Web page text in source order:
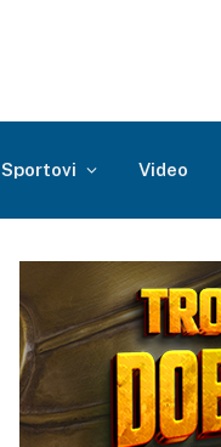
Sportovi Video